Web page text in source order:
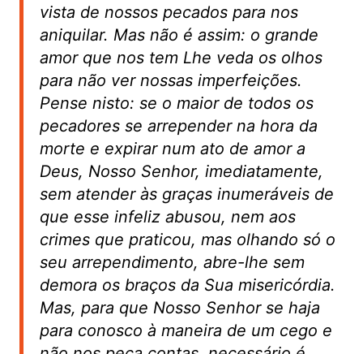
vista de nossos pecados para nos
aniquilar. Mas não é assim: o grande
amor que nos tem Lhe veda os olhos
para não ver nossas imperfeições.
Pense nisto: se o maior de todos os
pecadores se arrepender na hora da
morte e expirar num ato de amor a
Deus, Nosso Senhor, imediatamente,
sem atender às graças inumeráveis de
que esse infeliz abusou, nem aos
crimes que praticou, mas olhando só o
seu arrependimento, abre-lhe sem
demora os braços da Sua misericórdia.
Mas, para que Nosso Senhor se haja
para conosco à maneira de um cego e